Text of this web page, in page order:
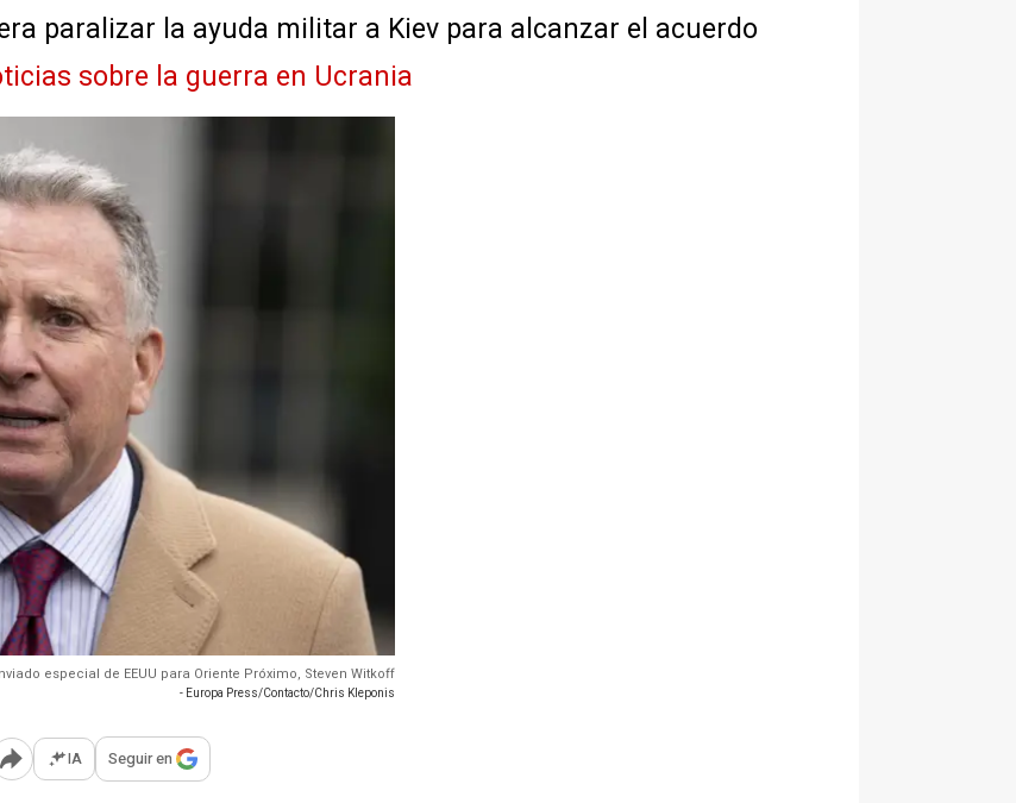
paralizar la ayuda militar a Kiev para alcanzar el acuerdo
sobre la guerra en Ucrania
especial de EEUU para Oriente Próximo, Steven Witkoff
- Europa Press/Contacto/Chris Kleponis
Abrir opciones para compartir
IA Seguir en